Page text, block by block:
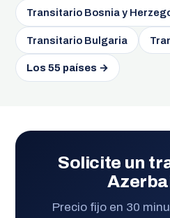
Transitario Bosnia y
Transitario Bulgaria
Los 55 países →
Solicite un
Precio fijo en 30